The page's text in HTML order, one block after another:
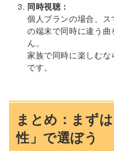
同時視聴：
個人プランの場合、
の端末で同時に違う
ん。
家族で同時に楽しむ
です。
まとめ：まず
性」で選ぼう